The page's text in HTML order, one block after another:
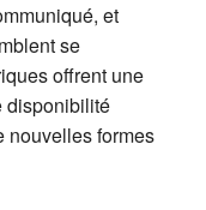
et
se
offrent une
disponibilité
nouvelles formes